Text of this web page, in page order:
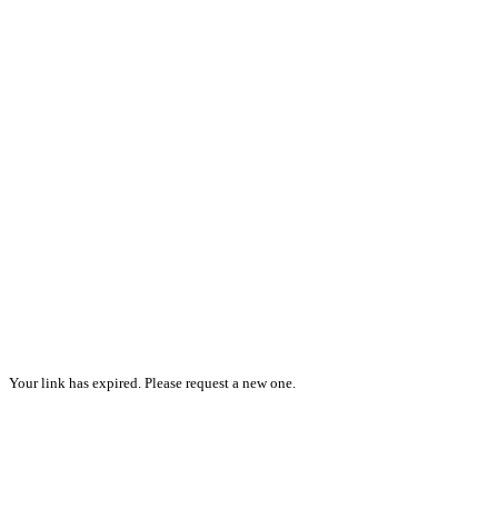
Your link has expired. Please request a new one.